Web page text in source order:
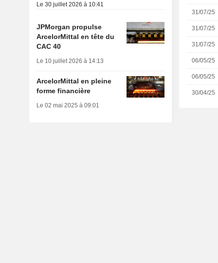
31/07/25
31/07/25
31/07/25
06/05/25
06/05/25
30/04/25
Le 30 juillet 2026 à 10:41
JPMorgan propulse
ArcelorMittal en tête du
CAC 40
Le 10 juillet 2026 à 14:13
ArcelorMittal en pleine
forme financière
Le 02 mai 2025 à 09:01